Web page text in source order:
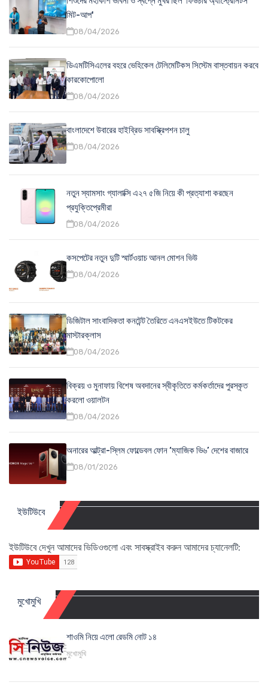
মিট-আপ'
08/04/2026
ডিএমটিসিএলের বহরে ভেহিকেল টেলিমেটিকস সিস্টেম বাস্তবায়ন করবে
কারকোপোলো
08/04/2026
বাংলাদেশে উবারের হাইব্রিড সাবস্ক্রিপশন চালু
08/04/2026
নতুন স্যামসাং গ্যালাক্সি এ২৭ ৫জি নিয়ে কী প্রত্যাশা করছেন
প্রযুক্তিপ্রেমীরা
08/04/2026
কসপেটের নতুন দুটি স্মার্টওয়াচ আনল মোশন ভিউ
08/04/2026
ডিজিটাল সাংবাদিকতা কনটেন্ট তৈরিতে এনএসইউতে টিকটকের
মাস্টারক্লাস
08/04/2026
বিক্রয় ও মুনাফায় বিশেষ অবদানের স্বীকৃতিতে কর্মকর্তাদের পুরস্কৃত
করলো ওয়ালটন
08/04/2026
অনারের আল্ট্রা-স্লিম ফোল্ডেবল ফোন ‘ম্যাজিক ভি৬’ দেশের বাজারে
08/01/2026
ইউটিউবে
ইউটিউবে দেখুন আমাদের ভিডিওগুলো এবং সাবস্ক্রাইব করুন আমাদের চ্যানেলটি:
মুখোমুখি
শাওমি নিয়ে এলো রেডমি নোট ১৪
মুখোমুখি